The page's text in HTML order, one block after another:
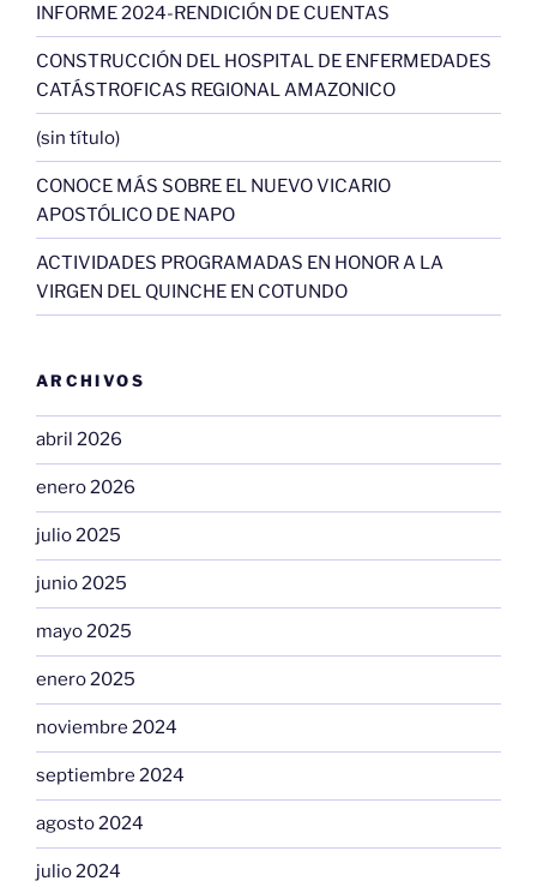
INFORME 2024-RENDICIÓN DE CUENTAS
CONSTRUCCIÓN DEL HOSPITAL DE ENFERMEDADES
CATÁSTROFICAS REGIONAL AMAZONICO
(sin título)
CONOCE MÁS SOBRE EL NUEVO VICARIO
APOSTÓLICO DE NAPO
ACTIVIDADES PROGRAMADAS EN HONOR A LA
VIRGEN DEL QUINCHE EN COTUNDO
ARCHIVOS
abril 2026
enero 2026
julio 2025
junio 2025
mayo 2025
enero 2025
noviembre 2024
septiembre 2024
agosto 2024
julio 2024